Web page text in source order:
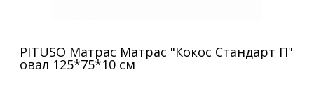
PITUSO Матрас Матрас "Кокос Стандарт П"
овал 125*75*10 см